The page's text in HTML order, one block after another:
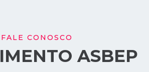
FALE CONOSCO
ASBEP